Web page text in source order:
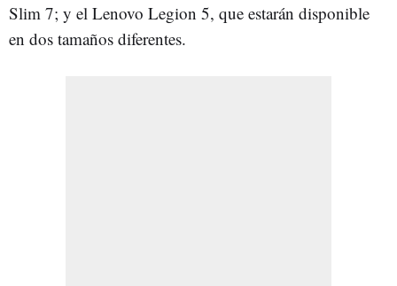
Slim 7; y el Lenovo Legion 5, que estarán disponible
en dos tamaños diferentes.